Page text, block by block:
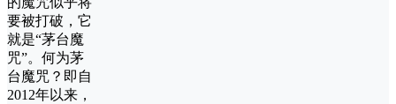
要被打破，它
就是“茅台魔
咒”。何为茅
台魔咒？即自
2012年以来，